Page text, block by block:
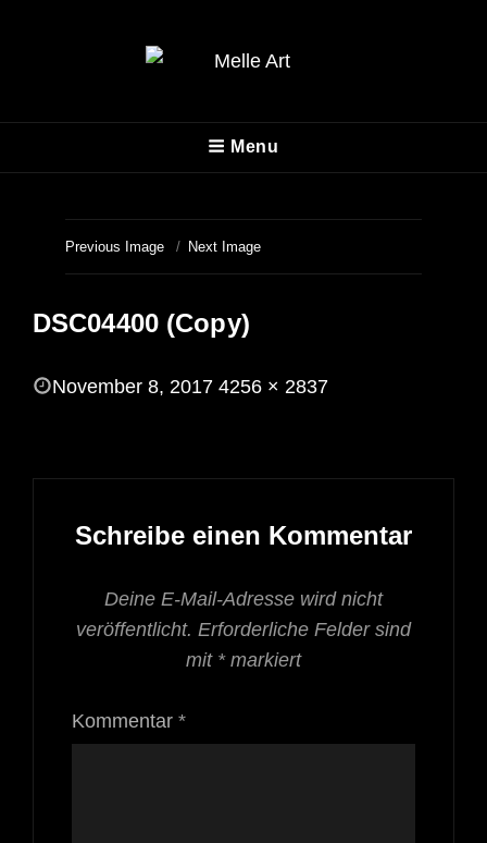
MELLE ART
Menu
Previous Image Next Image
DSC04400 (Copy)
POSTED
November 8, 2017 4256 × 2837
Schreibe einen Kommentar
Deine E-Mail-Adresse wird nicht
veröffentlicht. Erforderliche Felder sind
mit *markiert
Kommentar *